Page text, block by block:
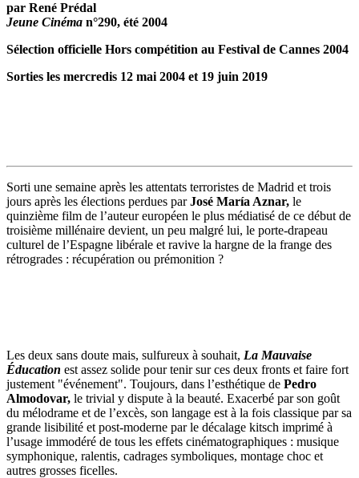
par René Prédal
Jeune Cinéma n°290, été 2004
Sélection officielle Hors compétition au Festival de Cannes 2004
Sorties les mercredis 12 mai 2004 et 19 juin 2019
Sorti une semaine après les attentats terroristes de Madrid et trois
jours après les élections perdues parJosé María Aznar, le
quinzième film de l’auteur européen le plus médiatisé de ce début de
troisième millénaire devient, un peu malgré lui, le porte-drapeau
culturel de l’Espagne libérale et ravive la hargne de la frange des
rétrogrades : récupération ou prémonition ?
Les deux sans doute mais, sulfureux à souhait, La Mauvaise
Éducation est assez solide pour tenir sur ces deux fronts et faire fort
justement "événement". Toujours, dans l’esthétique de Pedro
Almodovar, le trivial y dispute à la beauté. Exacerbé par son goût
du mélodrame et de l’excès, son langage est à la fois classique par sa
grande lisibilité et post-moderne par le décalage kitsch imprimé à
l’usage immodéré de tous les effets cinématographiques : musique
symphonique, ralentis, cadrages symboliques, montage choc et
autres grosses ficelles.